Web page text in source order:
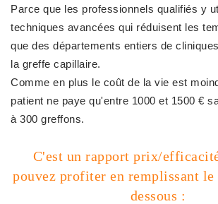
Parce que les professionnels qualifiés y
techniques avancées qui réduisent les
que des départements entiers de
la greffe capillaire.
Comme en plus le coût de la vie est
patient ne paye qu'entre 1000 et 1500 €
à 300 greffons.
C'est un rapport prix/
pouvez profiter en remplissant
dessous :